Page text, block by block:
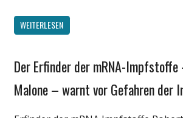
WEITERLESEN
Gesellschaft
Medien
Der Erfinder der mRNA-
Malone – warnt vor Gefahren der